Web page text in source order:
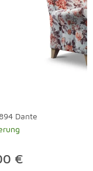
Dante
€